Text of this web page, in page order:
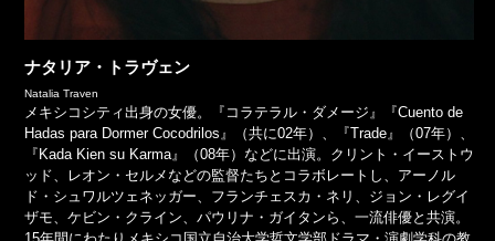
ナタリア・トラヴェン
Natalia Traven
メキシコシティ出身の女優。『コラテラル・ダメージ』『Cuento de
Hadas para Dormer Cocodrilos』（共に02年）、『Trade』（07年）、
『Kada Kien su Karma』（08年）などに出演。クリント・イーストウ
ッド、レオン・セルメなどの監督たちとコラボレートし、アーノル
ド・シュワルツェネッガー、フランチェスカ・ネリ、ジョン・レグイ
ザモ、ケビン・クライン、パウリナ・ガイタンら、一流俳優と共演。